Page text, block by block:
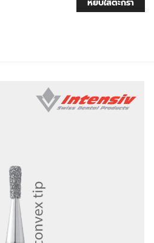
หยิบใส่ตะกร้า